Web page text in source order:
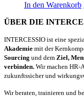
In den Warenkorb
ÜBER DIE
INTERCESSIO ist eine
Akademie mit der
Sourcing und dem Ziel,
verbinden. Wir machen HR-
zukunftssicher und
Wir beraten, trainieren und